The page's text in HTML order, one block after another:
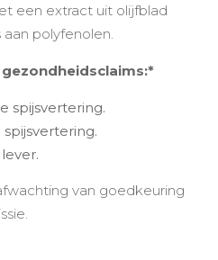
een extract uit olijfblad
aan polyfenolen.
spijsvertering.
van goedkeuring